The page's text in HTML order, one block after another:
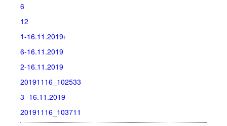
6
12
1-16.11.2019г
6-16.11.2019
2-16.11.2019
20191116_102533
3- 16.11.2019
20191116_103711